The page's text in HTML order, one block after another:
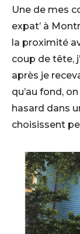
Une de mes
expat’ à
la proximité
coup de tête,
après je
qu’au fond,
hasard dans
choisissent